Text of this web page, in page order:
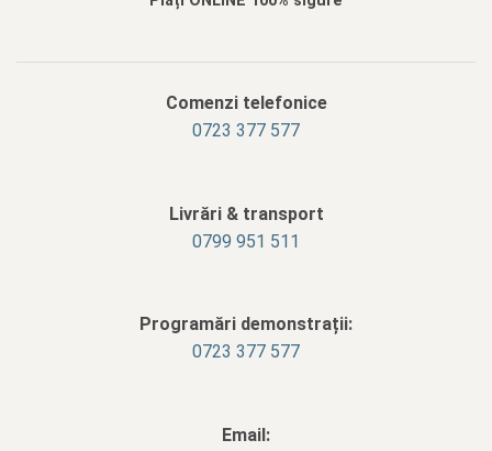
Comenzi telefonice
0723 377 577
Livrări & transport
‭0799 951 511‬
Programări demonstrații:
0723 377 577
Email: